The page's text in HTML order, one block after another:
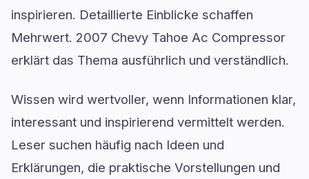
inspirieren. Detaillierte Einblicke schaffen
Mehrwert. 2007 Chevy Tahoe Ac Compressor
erklärt das Thema ausführlich und verständlich.
Wissen wird wertvoller, wenn Informationen klar,
interessant und inspirierend vermittelt werden.
Leser suchen häufig nach Ideen und
Erklärungen, die praktische Vorstellungen und